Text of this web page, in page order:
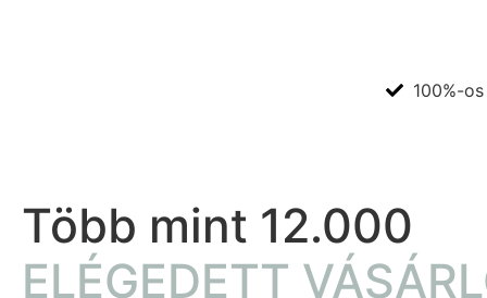
100%-
Több mint 12.000
ELÉGEDETT